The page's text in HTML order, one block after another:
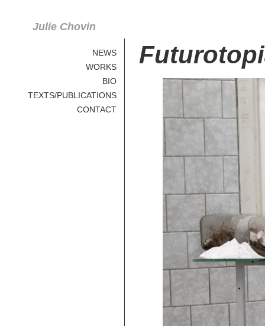
Julie Chovin
NEWS
WORKS
BIO
TEXTS/PUBLICATIONS
CONTACT